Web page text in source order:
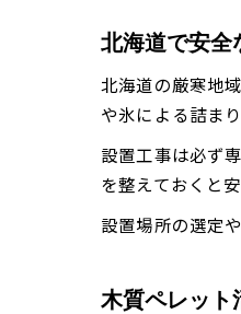
北海道で安全
北海道の厳寒地
や氷による詰ま
設置工事は必ず
を整えておくと
設置場所の選定
木質ペレット